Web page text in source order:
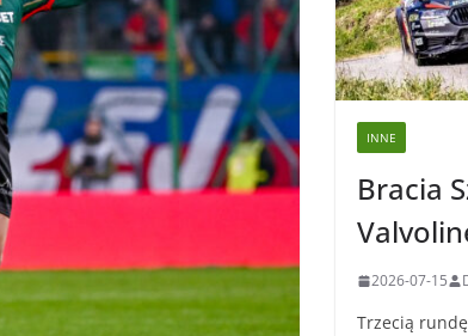
INNE
Bracia
2026-07-15
Trzecią rundę